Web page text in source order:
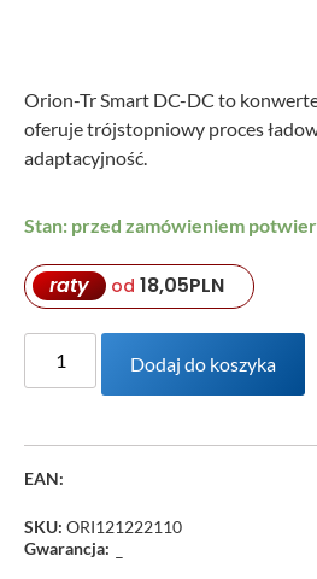
Orion-Tr Smart DC-DC to
oferuje trójstopniowy proces
adaptacyjność.
Stan: przed zamówieniem
raty od 18,05PLN
Dodaj do koszyka
EAN:
SKU: ORI121222110
Gwarancja: –